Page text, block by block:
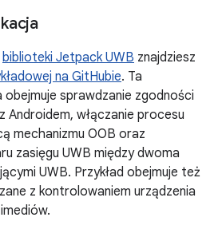
biblioteki Jetpack UWB znajdziesz
na GitHubie. Ta
obejmuje sprawdzanie zgodności
Androidem, włączanie procesu
mechanizmu OOB oraz
zasięgu UWB między dwoma
UWB. Przykład obejmuje też
z kontrolowaniem urządzenia